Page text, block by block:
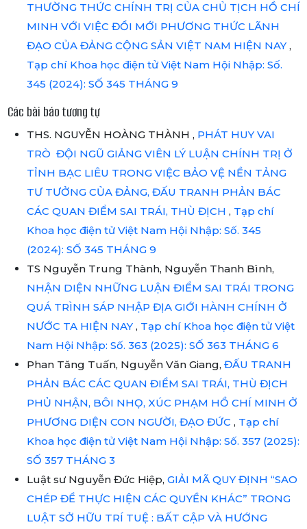
THƯỜNG THỨC CHÍNH TRỊ CỦA CHỦ TỊCH HỒ CHÍ
MINH VỚI VIỆC ĐỔI MỚI PHƯƠNG THỨC LÃNH
ĐẠO CỦA ĐẢNG CỘNG SẢN VIỆT NAM HIỆN NAY ,
Tạp chí Khoa học điện tử Việt Nam Hội Nhập: Số.
345 (2024): SỐ 345 THÁNG 9
Các bài báo tương tự
THS. NGUYỄN HOÀNG THÀNH , PHÁT HUY VAI
TRÒ ĐỘI NGŨ GIẢNG VIÊN LÝ LUẬN CHÍNH TRỊ Ở
TỈNH BẠC LIÊU TRONG VIỆC BẢO VỆ NỀN TẢNG
TƯ TƯỞNG CỦA ĐẢNG, ĐẤU TRANH PHẢN BÁC
CÁC QUAN ĐIỂM SAI TRÁI, THÙ ĐỊCH , Tạp chí
Khoa học điện tử Việt Nam Hội Nhập: Số. 345
(2024): SỐ 345 THÁNG 9
TS Nguyễn Trung Thành, Nguyễn Thanh Bình,
NHẬN DIỆN NHỮNG LUẬN ĐIỂM SAI TRÁI TRONG
QUÁ TRÌNH SÁP NHẬP ĐỊA GIỚI HÀNH CHÍNH Ở
NƯỚC TA HIỆN NAY , Tạp chí Khoa học điện tử Việt
Nam Hội Nhập: Số. 363 (2025): SỐ 363 THÁNG 6
Phan Tăng Tuấn, Nguyễn Văn Giang, ĐẤU TRANH
PHẢN BÁC CÁC QUAN ĐIỂM SAI TRÁI, THÙ ĐỊCH
PHỦ NHẬN, BÔI NHỌ, XÚC PHẠM HỒ CHÍ MINH Ở
PHƯƠNG DIỆN CON NGƯỜI, ĐẠO ĐỨC , Tạp chí
Khoa học điện tử Việt Nam Hội Nhập: Số. 357 (2025):
SỐ 357 THÁNG 3
Luật sư Nguyễn Đức Hiệp, GIẢI MÃ QUY ĐỊNH “SAO
CHÉP ĐỂ THỰC HIỆN CÁC QUYỀN KHÁC” TRONG
LUẬT SỞ HỮU TRÍ TUỆ : BẤT CẬP VÀ HƯỚNG